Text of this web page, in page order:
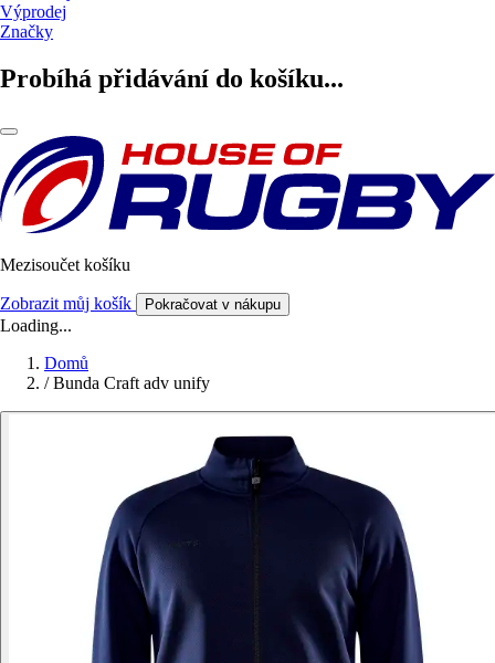
Výprodej
Značky
Probíhá přidávání do košíku...
Mezisoučet košíku
Zobrazit můj košík Pokračovat v nákupu
Loading...
Domů
/ Bunda Craft adv unify